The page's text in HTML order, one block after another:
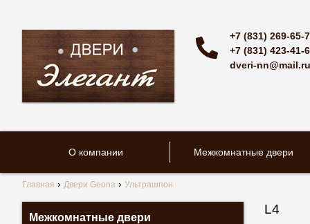
+7 (831) 269-65-
+7 (831) 423-41-
dveri-nn@mail.ru
О компании Межкомнатные двери
Главная Двери Geona Ультрашпон
Межкомнатные двери
L4